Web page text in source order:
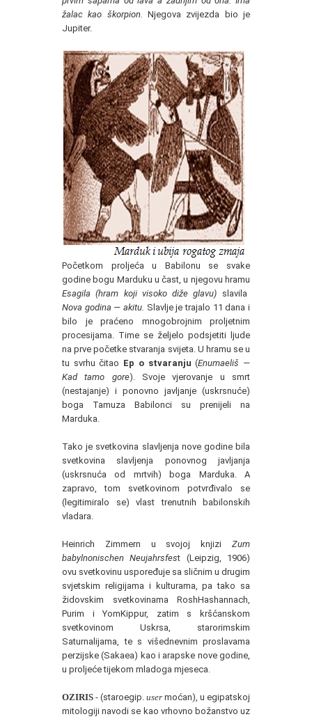
žalac kao škorpion. Njegova zvijezda bio je
Jupiter.
Početkom proljeća u Babilonu se svake
godine bogu Marduku u čast, u njegovu hramu
Esagila (hram koji visoko diže glavu) slavila
Nova godina — akitu. Slavlje je trajalo 11 dana i
bilo je praćeno mnogobrojnim proljetnim
procesijama. Time se željelo podsjetiti ljude
na prve početke stvaranja svijeta. U hramu se u
tu svrhu čitao Ep o stvaranju (Enumaeliš —
Kad tamo gore). Svoje vjerovanje u smrt
(nestajanje) i ponovno javljanje (uskrsnuće)
boga Tamuza Babilonci su prenijeli na
Marduka.
Tako je svetkovina slavljenja nove godine bila
svetkovina slavljenja ponovnog javljanja
(uskrsnuća od mrtvih) boga Marduka. A
zapravo, tom svetkovinom potvrđivalo se
(legitimiralo se) vlast trenutnih babilonskih
vladara.
Heinrich Zimmern u svojoj knjizi Zum
babylnonischen Neujahrsfest (Leipzig, 1906)
ovu svetkovinu uspoređuje sa sličnim u drugim
svjetskim religijama i kulturama, pa tako sa
židovskim svetkovinama RoshHashannach,
Purim i YomKippur, zatim s kršćanskom
svetkovinom Uskrsa, starorimskim
Saturnalijama, te s višednevnim proslavama
perzijske (Sakaea) kao i arapske nove godine,
u proljeće tijekom mladoga mjeseca.
OZIRIS - (staroegip. user moćan), u egipatskoj
mitologiji navodi se kao vrhovno božanstvo uz